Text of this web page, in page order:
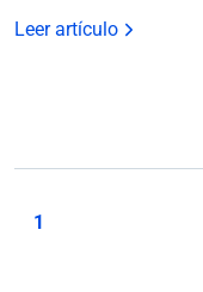
Leer artículo
de
1